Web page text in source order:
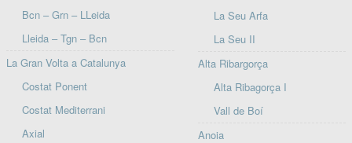
Bcn – Grn – LLeida
Lleida – Tgn – Bcn
La Gran Volta a Catalunya
Costat Ponent
Costat Mediterrani
Axial
La Seu Arfa
La Seu II
Alta Ribargorça
Alta Ribagorça I
Vall de Boí
Anoia